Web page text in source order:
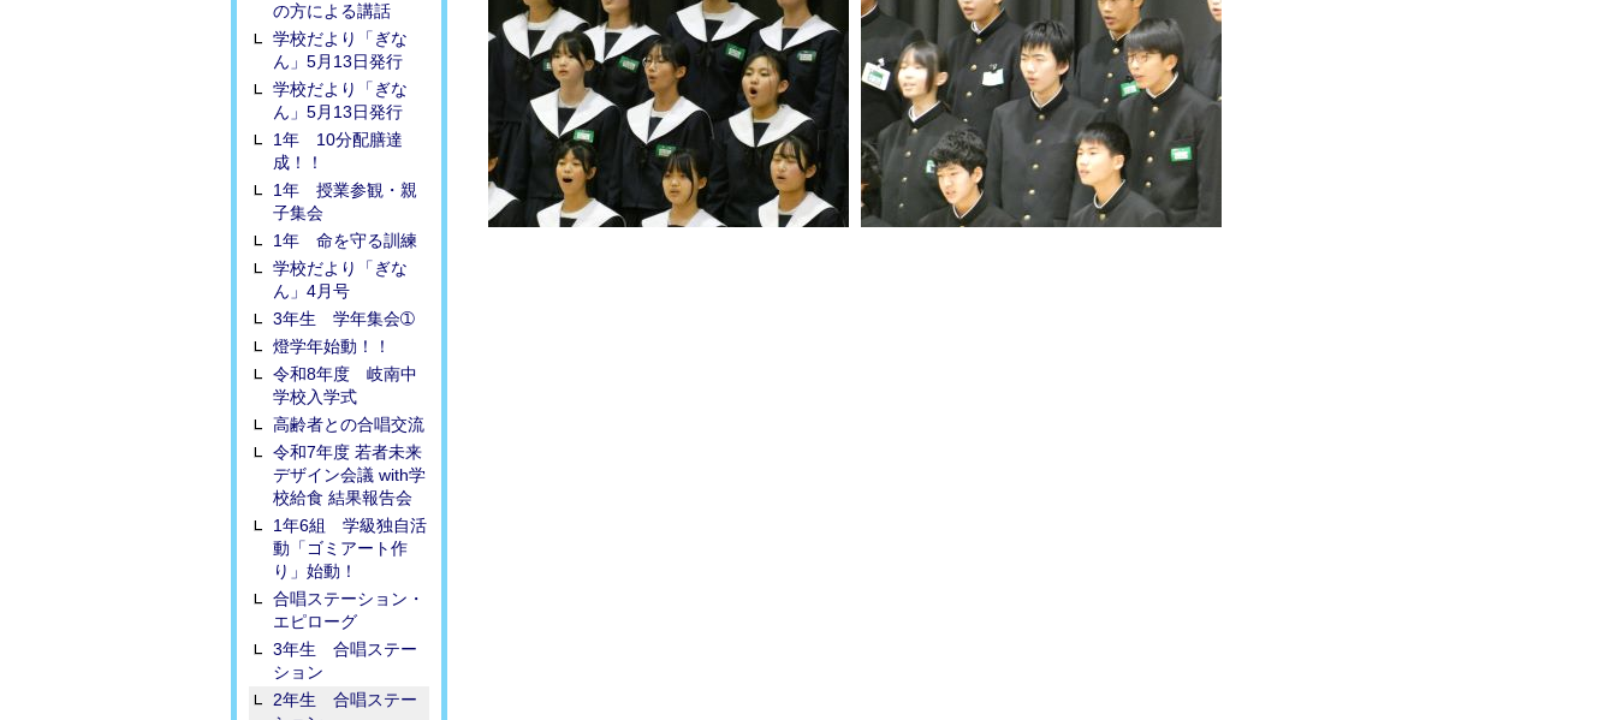
の方による講話
学校だより「ぎな
ん」5月13日発行
学校だより「ぎな
ん」5月13日発行
1年 10分配膳達
成！！
1年 授業参観・親
子集会
1年 命を守る訓練
学校だより「ぎな
ん」4月号
3年生 学年集会➀
燈学年始動！！
令和8年度 岐南中
学校入学式
高齢者との合唱交流
令和7年度 若者未来
デザイン会議 with学
校給食 結果報告会
1年6組 学級独自活
動「ゴミアート作
り」始動！
合唱ステーション・
エピローグ
3年生 合唱ステー
ション
2年生 合唱ステー